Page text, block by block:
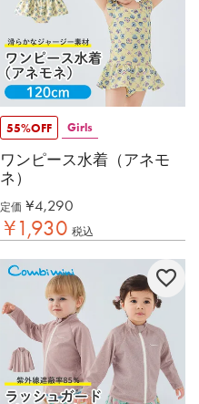
55%OFF Girls
ワンピース水着（アネモ
ネ）
定価 ¥4,290
¥1,930 税込